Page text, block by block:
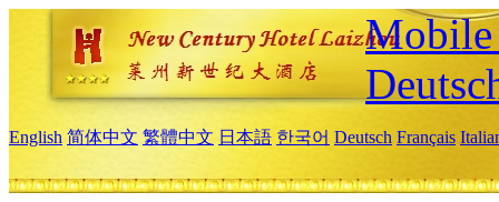
Mobile
English 简体中文 繁體中文 日本語 한국어 Deutsch Français